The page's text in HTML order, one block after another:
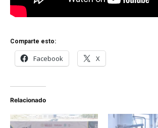
Comparte esto:
Facebook X
Relacionado